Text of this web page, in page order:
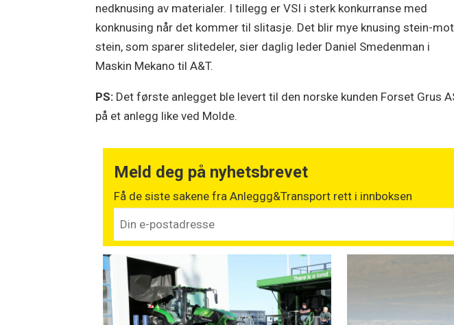
nedknusing av materialer. I tillegg er VSI i sterk konkurranse med
konknusing når det kommer til slitasje. Det blir mye knusing stein-
stein, som sparer slitedeler, sier daglig leder Daniel Smedenman i
Maskin Mekano til A&T.
PS: Det første anlegget ble levert til den norske kunden Forset Grus
på et anlegg like ved Molde.
Meld deg på nyhetsbrevet
Få de siste sakene fra Anleggg&Transport rett i innboksen